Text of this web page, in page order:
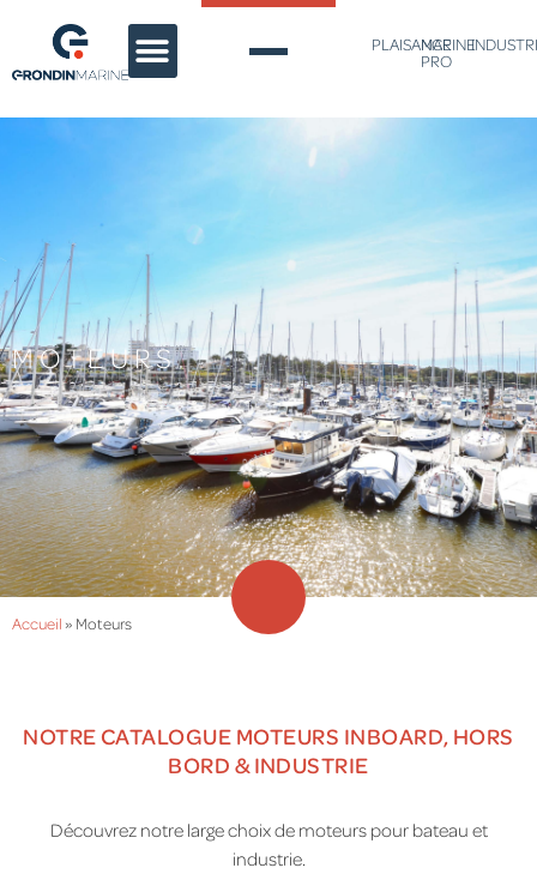
PLAISANCE
MARINE
PRO
MOTEURS
Accueil» Moteurs
NOTRE CATALOGUE MOTEURS INBOARD, HORS
BORD & INDUSTRIE
Découvrez notre large choix de moteurs pour bateau et
industrie.